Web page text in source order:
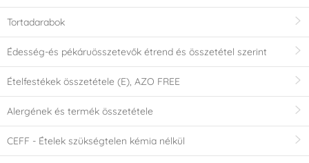
Tortadarabok
Édesség-és pékáruösszetevők étrend és összetétel szerint
Ételfestékek összetétele (E), AZO FREE
Alergének és termék összetétele
CEFF - Ételek szükségtelen kémia nélkül